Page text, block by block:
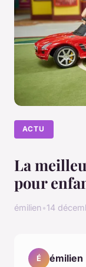
ACTU
La
pour
émilien•14
É émilien